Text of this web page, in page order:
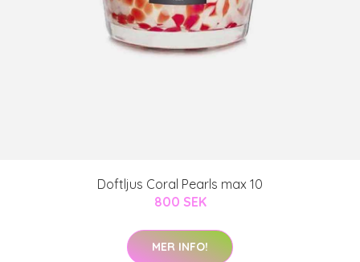
Doftljus Coral Pearls max 10
800 SEK
MER INFO!